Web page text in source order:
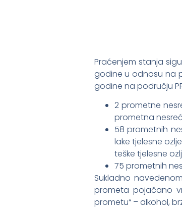
Praćenjem stanja
godine u odnosu na
godine na području
2 prometne
prometna
58 prometnih
lake tjelesne
teške tjelesne
75 prometnih
Sukladno
prometa pojačano
prometu“ – alkohol,